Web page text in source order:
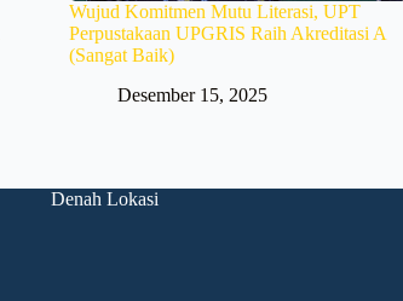
Wujud Komitmen Mutu Literasi, UPT
Perpustakaan UPGRIS Raih Akreditasi A
(Sangat Baik)
Desember 15, 2025
Denah Lokasi